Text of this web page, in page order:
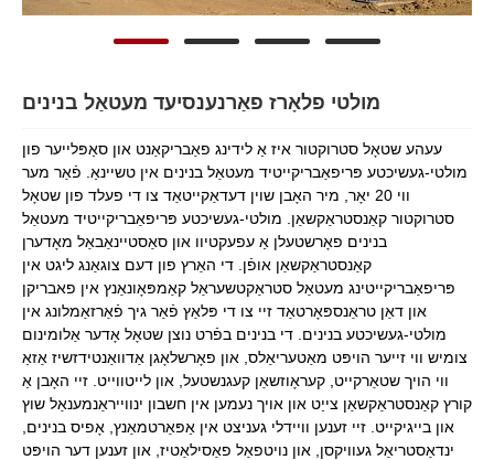
מולטי פלאָרז פאַרנענסיעד מעטאַל בנינים
עעהע שטאָל סטרוקטור איז אַ לידינג פאַבריקאַנט און סאַפּלייער פון
מולטי-געשיכטע פּריפאַבריקייטיד מעטאַל בנינים אין טשיינאַ. פֿאַר מער
ווי 20 יאָר, מיר האָבן שוין דעדאַקייטאַד צו די פעלד פון שטאָל
סטרוקטור קאַנסטראַקשאַן. מולטי-געשיכטע פּריפאַבריקייטיד מעטאַל
בנינים פאָרשטעלן אַ עפעקטיוו און סאַסטיינאַבאַל מאָדערן
קאַנסטראַקשאַן אופֿן. די האַרץ פון דעם צוגאַנג ליגט אין
פּריפאַבריקייטינג מעטאַל סטראַקטשעראַל קאַמפּאָונאַנץ אין פאבריקן
און דאַן טראַנספּאָרטאַד זיי צו די פּלאַץ פֿאַר גיך פֿאַרזאַמלונג אין
מולטי-געשיכטע בנינים. די בנינים בפֿרט נוצן שטאָל אָדער אַלומינום
צומיש ווי זייער הויפּט מאַטעריאַלס, און פאָרשלאָגן אַדוואַנטידזשיז אַזאַ
ווי הויך שטאַרקייט, קעראָוזשאַן קעגנשטעל, און לייטווייט. זיי האָבן אַ
קורץ קאַנסטראַקשאַן צייַט און אויך נעמען אין חשבון ינווייראַנמענאַל שוץ
און בייגיקייט. זיי זענען וויידלי געניצט אין אַפּאַרטמאַנץ, אָפיס בנינים,
ינדאַסטריאַל געוויקסן, און נויטפאַל פאַסילאַטיז, און זענען דער הויפּט